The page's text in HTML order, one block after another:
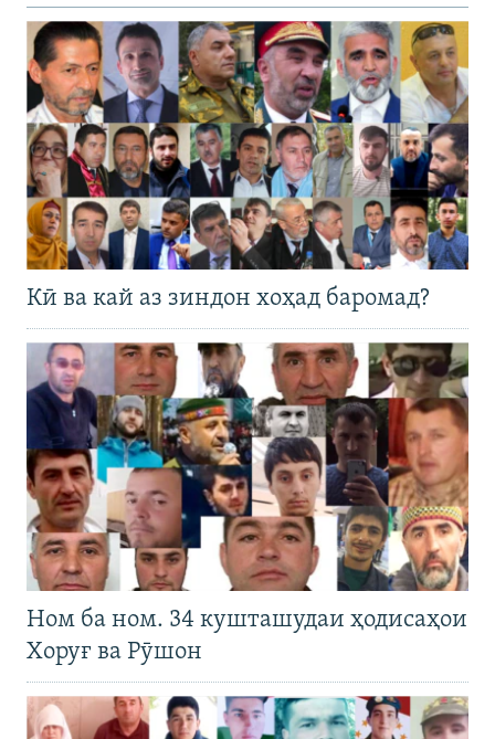
Кӣ ва кай аз зиндон хоҳад баромад?
Ном ба ном. 34 кушташудаи ҳодисаҳои
Хоруғ ва Рӯшон